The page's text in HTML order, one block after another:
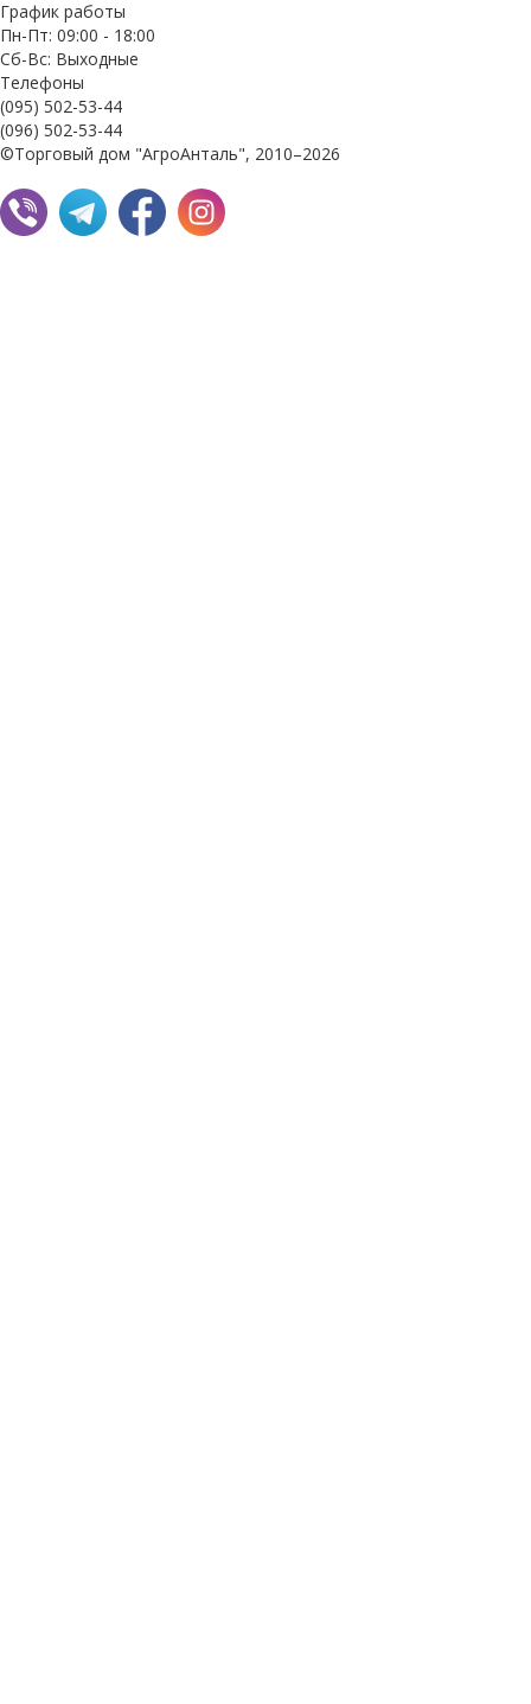
График работы
Пн-Пт: 09:00 - 18:00
Сб-Вс: Выходные
Телефоны
(095) 502-53-44
(096) 502-53-44
©Торговый дом "АгроАнталь", 2010–2026